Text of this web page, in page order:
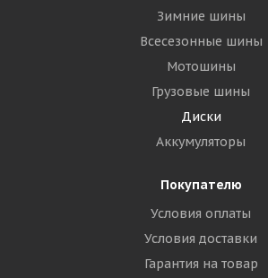
Зимние шины
Всесезонные шины
Мотошины
Грузовые шины
Диски
Аккумуляторы
Покупателю
Условия оплаты
Условия доставки
Гарантия на товар